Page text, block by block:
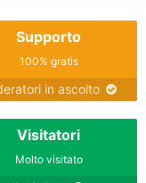
Supporto
100% gratis
in ascolto
Visitatori
Molto visitato